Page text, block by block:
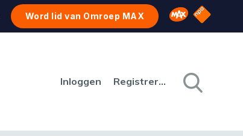
Word lid van Omroep MAX Omroep MAX
NPO
Inloggen Registreren